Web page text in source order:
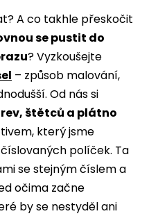
A co takhle přeskočit
se pustit do
? Vyzkoušejte
­­– způsob malování,
Od nás si
štětců a plátno
který jsme
políček. Ta
se stejným číslem a
očima začne
by se nestyděl ani